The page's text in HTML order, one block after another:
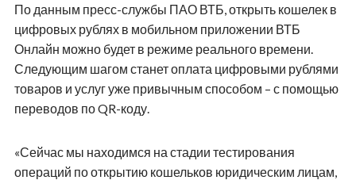
По данным пресс-службы ПАО ВТБ, открыть кошелек в
цифровых рублях в мобильном приложении ВТБ
Онлайн можно будет в режиме реального времени.
Следующим шагом станет оплата цифровыми рублями
товаров и услуг уже привычным способом – с помощью
переводов по QR-коду.
«Сейчас мы находимся на стадии тестирования
операций по открытию кошельков юридическим лицам,